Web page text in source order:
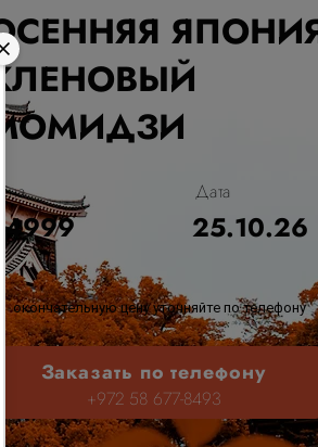
МОМИДЗИ
Цена
$4999
Дата
25.10.26
окончательную цену уточняйте по телефону
Заказать по телефону
+972 58 677-8493